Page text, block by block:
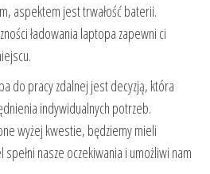
aspektem jest trwałość baterii.
ładowania laptopa zapewni ci
do pracy zdalnej jest decyzją, która
indywidualnych potrzeb.
wyżej kwestie, będziemy mieli
nasze oczekiwania i umożliwi nam